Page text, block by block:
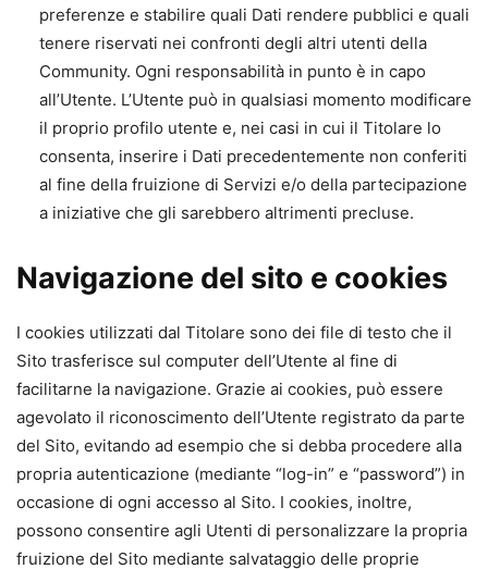
preferenze e stabilire quali Dati rendere pubblici e quali
tenere riservati nei confronti degli altri utenti della
Community. Ogni responsabilità in punto è in capo
all’Utente. L’Utente può in qualsiasi momento modificare
il proprio profilo utente e, nei casi in cui il Titolare lo
consenta, inserire i Dati precedentemente non conferiti
al fine della fruizione di Servizi e/o della partecipazione
a iniziative che gli sarebbero altrimenti precluse.
Navigazione del sito e cookies
I cookies utilizzati dal Titolare sono dei file di testo che il
Sito trasferisce sul computer dell’Utente al fine di
facilitarne la navigazione. Grazie ai cookies, può essere
agevolato il riconoscimento dell’Utente registrato da parte
del Sito, evitando ad esempio che si debba procedere alla
propria autenticazione (mediante “log-in” e “password”) in
occasione di ogni accesso al Sito. I cookies, inoltre,
possono consentire agli Utenti di personalizzare la propria
fruizione del Sito mediante salvataggio delle proprie